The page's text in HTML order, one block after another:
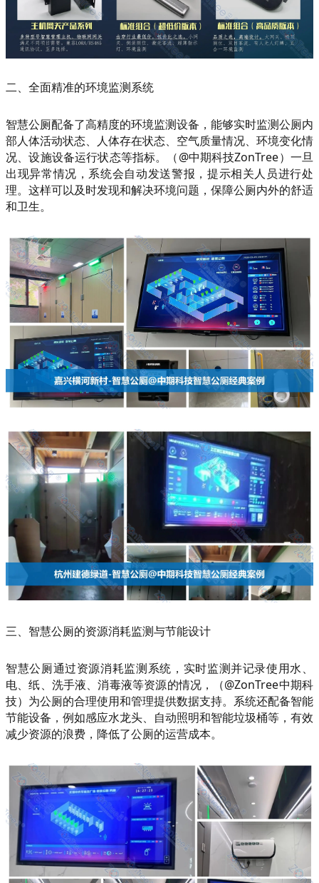
二、全面精准的环境监测系统
智慧公厕配备了高精度的环境监测设备，能够实时监测公厕内
部人体活动状态、人体存在状态、空气质量情况、环境变化情
况、设施设备运行状态等指标。（@中期科技ZonTree）一旦
出现异常情况，系统会自动发送警报，提示相关人员进行处
理。这样可以及时发现和解决环境问题，保障公厕内外的舒适
和卫生。
三、智慧公厕的资源消耗监测与节能设计
智慧公厕通过资源消耗监测系统，实时监测并记录使用水、
电、纸、洗手液、消毒液等资源的情况，（@ZonTree中期科
技）为公厕的合理使用和管理提供数据支持。系统还配备智能
节能设备，例如感应水龙头、自动照明和智能垃圾桶等，有效
减少资源的浪费，降低了公厕的运营成本。